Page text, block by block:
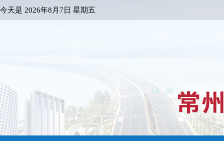
今天是 2026年8月7日 星期五